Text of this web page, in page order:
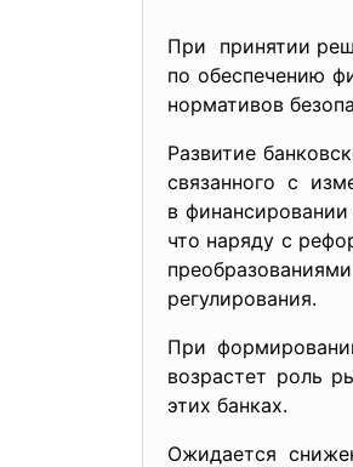
При принятии
по обеспечению
нормативов
Развитие
связанного с
в
что наряду с
регулирования.
При
возрастет роль
этих банках.
Ожидается